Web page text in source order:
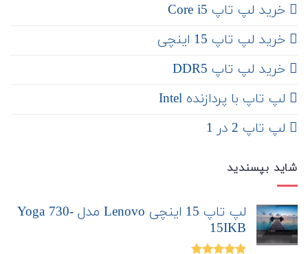
خرید لپ تاپ Core i5
‌‌ خرید لپ تاپ 15 اینچی
خرید لپ تاپ DDR5
لپ تاپ با پردازنده Intel
لپ تاپ 2 در 1
شاید بپسندید
لپ تاپ 15 اینچی Lenovo مدل Yoga 730-
15IKB